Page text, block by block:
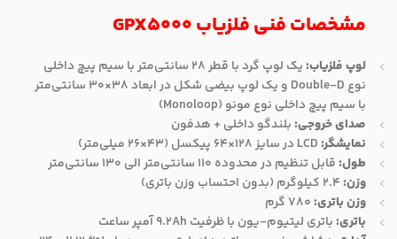
مشخصات فنی فلزیاب GPX5000
لوپ فلزیاب:
یک لوپ گرد با قطر 28 سانتی‌متر با سیم پیچ داخلی
نوع Double-D و یک لوپ بیضی شکل در ابعاد 38×30 سانتی‌متر
با سیم پیچ داخلی نوع مونو (Monoloop)
صدای خروجی: بلندگو داخلی + هدفون
نمایشگر:
طول: قابل تنظیم در محدوده 110 سانتی‌متر الی 130 سانتی‌متر
وزن:
وزن باتری:
باتری: باتری‌ لیتیوم-یون با ظرفیت 9.2Ah آمپر ساعت